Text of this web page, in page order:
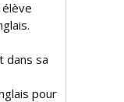
dans sa
pour